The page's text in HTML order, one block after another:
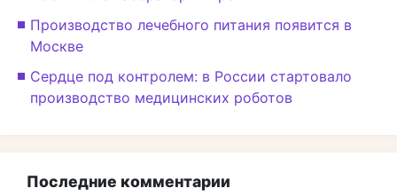
Производство лечебного питания появится в
Москве
Сердце под контролем: в России стартовало
производство медицинских роботов
Последние комментарии